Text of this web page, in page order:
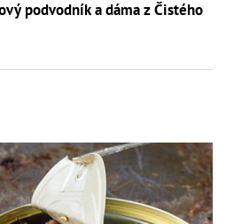
podvodník a dáma z Čistého